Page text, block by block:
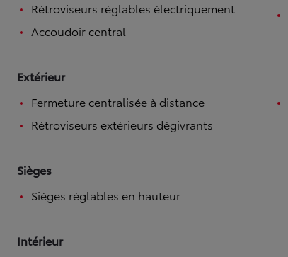
Rétroviseurs réglables électriquement
Accoudoir central
Extérieur
Fermeture centralisée à distance
Rétroviseurs extérieurs dégivrants
Sièges
Sièges réglables en hauteur
Intérieur